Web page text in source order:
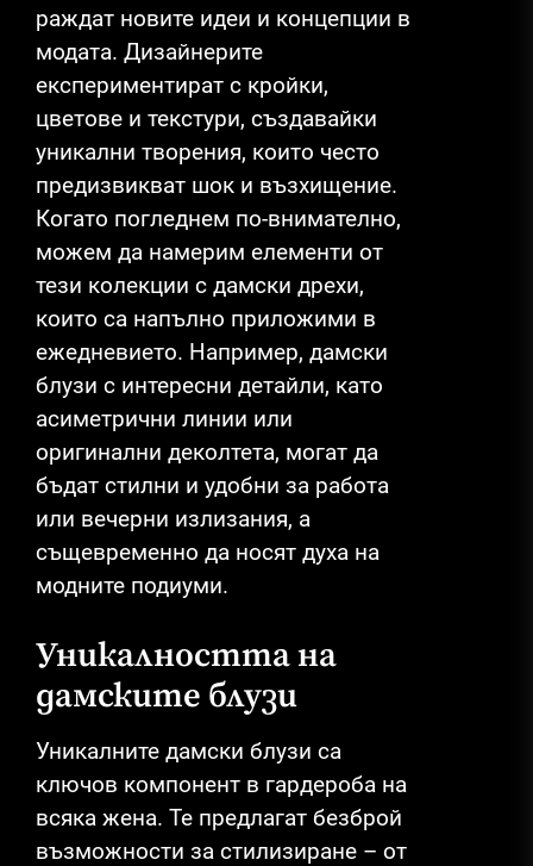
раждат новите идеи и концепции в
модата. Дизайнерите
експериментират с кройки,
цветове и текстури, създавайки
уникални творения, които често
предизвикват шок и възхищение.
Когато погледнем по-внимателно,
можем да намерим елементи от
тези колекции с дамски дрехи,
които са напълно приложими в
ежедневието. Например, дамски
блузи с интересни детайли, като
асиметрични линии или
оригинални деколтета, могат да
бъдат стилни и удобни за работа
или вечерни излизания, а
същевременно да носят духа на
модните подиуми.
Уникалността на
дамските блузи
Уникалните дамски блузи са
ключов компонент в гардероба на
всяка жена. Те предлагат безброй
възможности за стилизиране – от